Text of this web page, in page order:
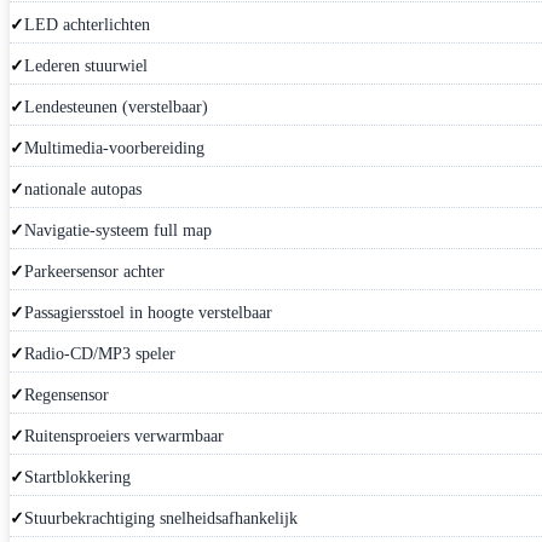
LED achterlichten
Lederen stuurwiel
Lendesteunen (verstelbaar)
Multimedia-voorbereiding
nationale autopas
Navigatie-systeem full map
Parkeersensor achter
Passagiersstoel in hoogte verstelbaar
Radio-CD/MP3 speler
Regensensor
Ruitensproeiers verwarmbaar
Startblokkering
Stuurbekrachtiging snelheidsafhankelijk